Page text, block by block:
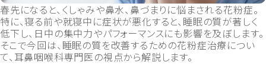
春先になると、くしゃみや鼻水、鼻づまりに悩まされる花粉症。
特に、寝る前や就寝中に症状が悪化すると、睡眠の質が著しく
低下し、日中の集中力やパフォーマンスにも影響を及ぼします。
そこで今回は、睡眠の質を改善するための花粉症治療につい
て、耳鼻咽喉科専門医の視点から解説します。